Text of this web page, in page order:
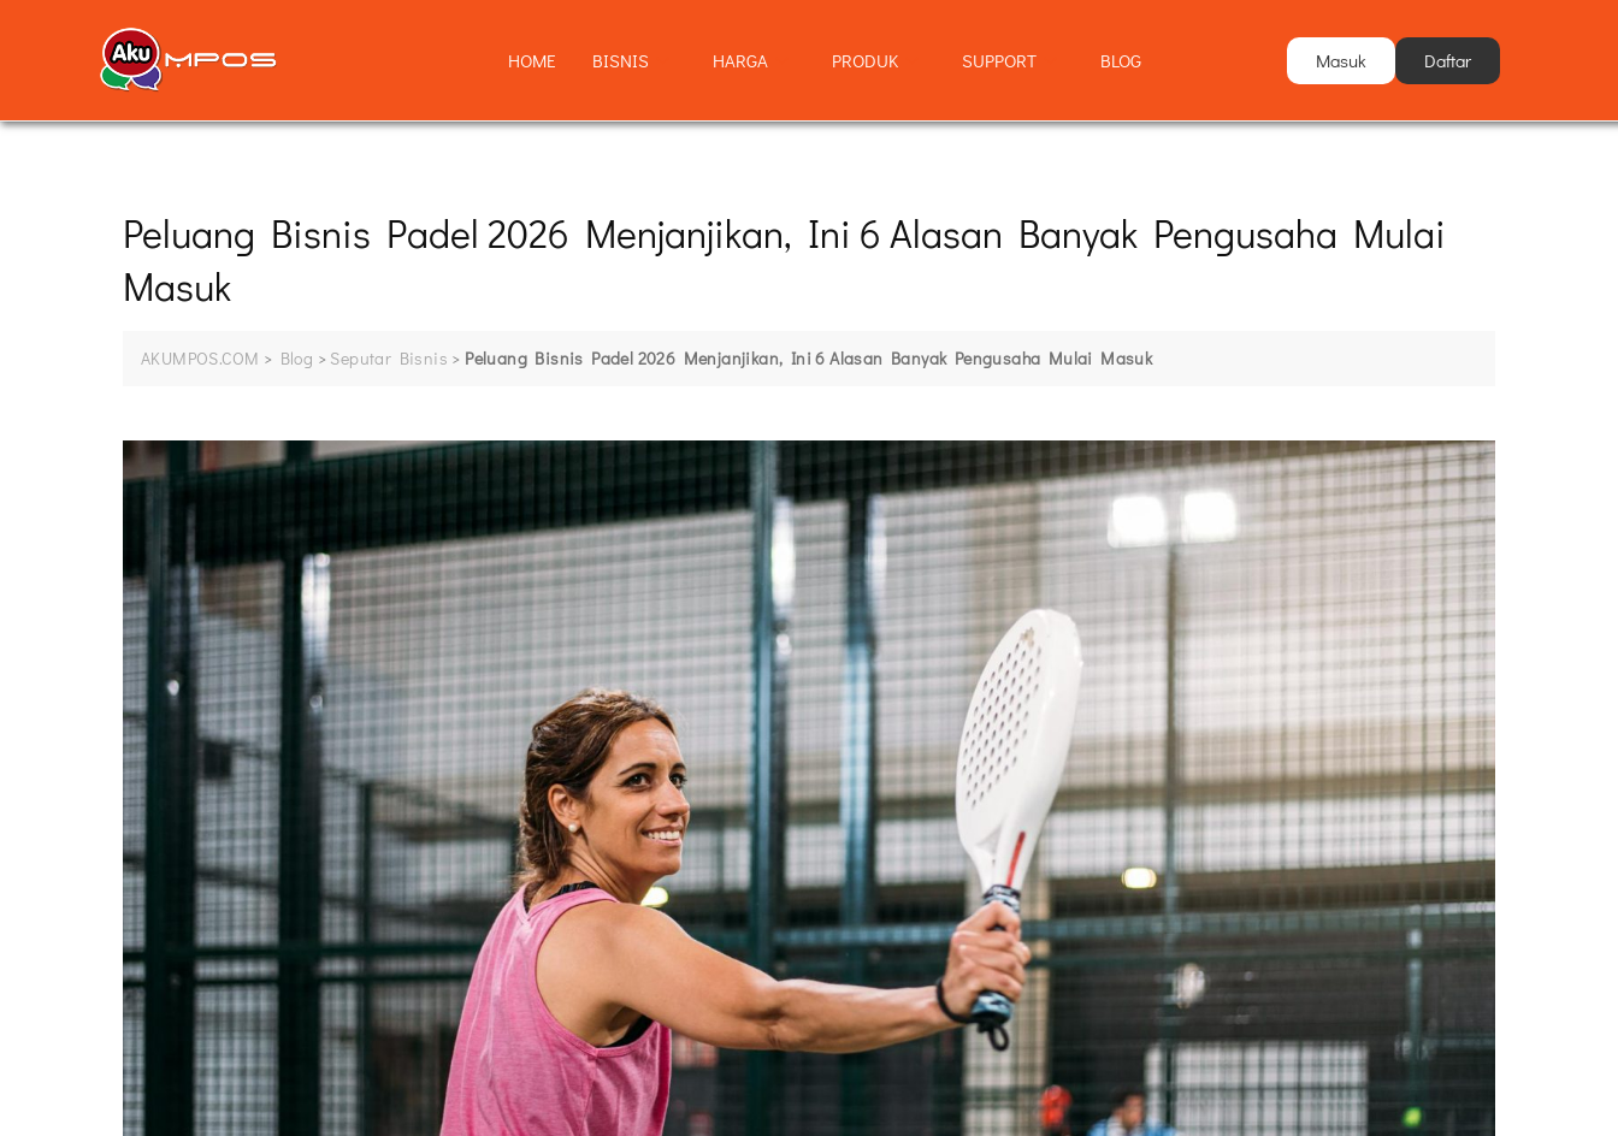
HOME BISNIS HARGA PRODUK SUPPORT BLOG Masuk Daftar
Peluang Bisnis Padel 2026 Menjanjikan, Ini 6 Alasan Banyak Pengusaha Mulai
Masuk
AKUMPOS.COM > Blog > Seputar Bisnis > Peluang Bisnis Padel 2026 Menjanjikan, Ini 6 Alasan Banyak Pengusaha Mulai Masuk